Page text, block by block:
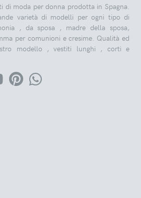
di moda per donna prodotta in Spagna.
varietà di modelli per ogni tipo di
, da sposa , madre della sposa,
per comunioni e cresime. Qualità ed
modello , vestiti lunghi , corti e